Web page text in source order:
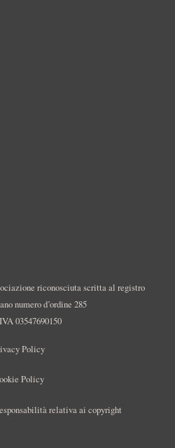
riconosciuta scritta al registro
numero d’ordine 285
03547690150
Policy
Policy
relativa ai copyright